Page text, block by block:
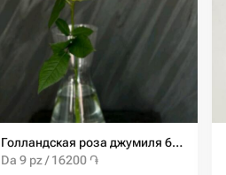
Голландская роза джумиля 60 см
Da 9 pz / 16200 ֏